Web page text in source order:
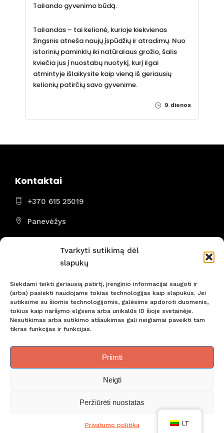
Tvarkyti sutikimą dėl
slapukų
Siekdami teikti geriausią patirtį, įrenginio informacijai saugoti ir
(arba) pasiekti naudojame tokias technologijas kaip slapukus. Jei
sutiksime su šiomis technologijomis, galėsime apdoroti duomenis,
tokius kaip naršymo elgsena arba unikalūs ID šioje svetainėje.
Nesutikimas arba sutikimo atšaukimas gali neigiamai paveikti tam
tikras funkcijas ir funkcijas.
Priimti
Neigti
Peržiūrėti nuostatas
Privatumo politika
Tailando gyvenimo būdą.
Tailandas – tai kelionė, kurioje kiekvienas
žingsnis atneša naujų įspūdžių ir atradimų. Nuo
istorinių paminklų iki natūralaus grožio, šalis
kviečia jus į nuostabų nuotykį, kurį ilgai
atmintyje išlaikysite kaip vieną iš geriausių
kelionių patirčių savo gyvenime.
9 dienos
Kontaktai
+370 615 25019
Panevėžys
Nepraleiskite svarbiausių naujienų! Būkite pirmi!
LT